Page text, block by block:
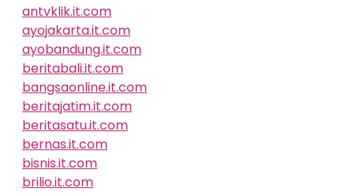
antvklik.it.com
ayojakarta.it.com
ayobandung.it.com
beritabali.it.com
bangsaonline.it.com
beritajatim.it.com
beritasatu.it.com
bernas.it.com
bisnis.it.com
brilio.it.com